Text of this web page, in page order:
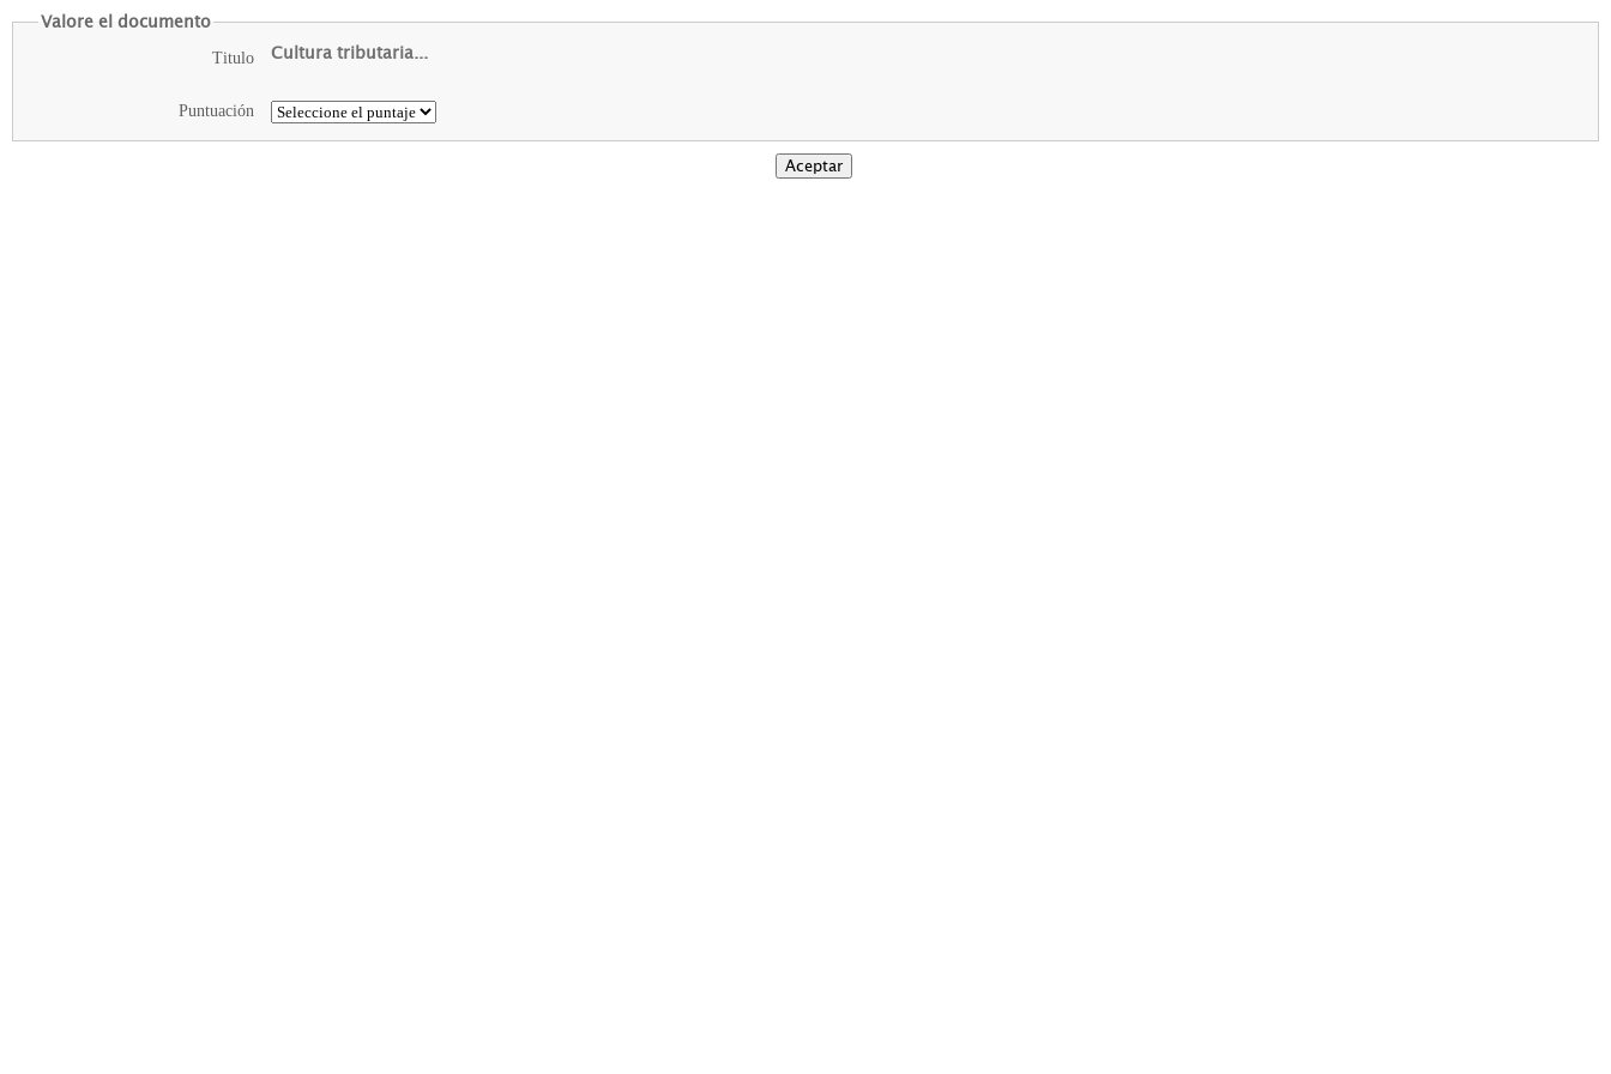
Valore el documento
Titulo Cultura tributaria...
Puntuación